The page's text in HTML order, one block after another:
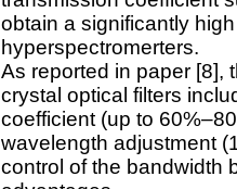
obtain a significantly
hyperspectromerters.
As reported in paper [8],
crystal optical filters
coefficient (up to
wavelength adjustment
control of the bandwidth